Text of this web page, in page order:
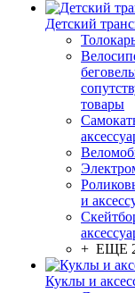
Детский
товары
и
+ ЕЩЕ
Куклы и